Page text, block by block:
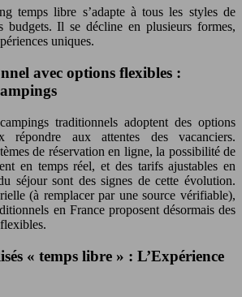
temps libre s’adapte à tous les styles de
budgets. Il se décline en plusieurs formes,
uniques.
avec options flexibles :
traditionnels adoptent des options
répondre aux attentes des vacanciers.
de réservation en ligne, la possibilité de
en temps réel, et des tarifs ajustables en
séjour sont des signes de cette évolution.
(à remplacer par une source vérifiable),
en France proposent désormais des
« temps libre » : L’Expérience